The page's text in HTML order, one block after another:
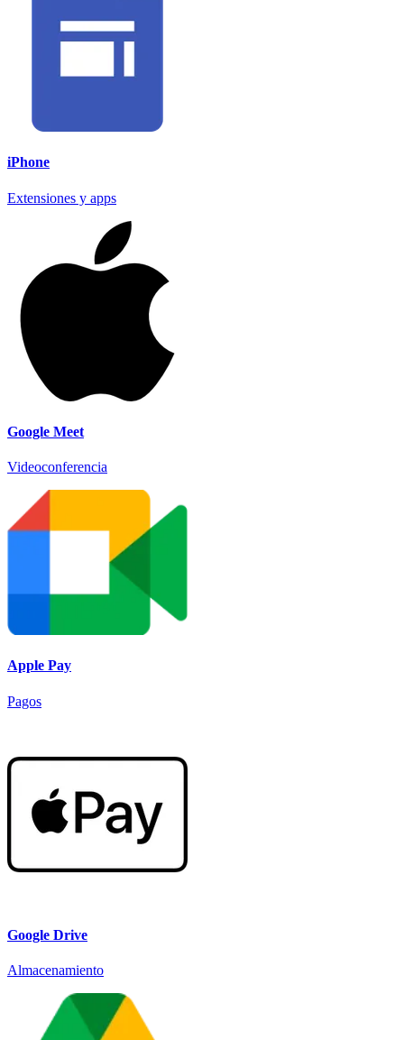
iPhone
Extensiones y apps
Google Meet
Videoconferencia
Apple Pay
Pagos
Google Drive
Almacenamiento